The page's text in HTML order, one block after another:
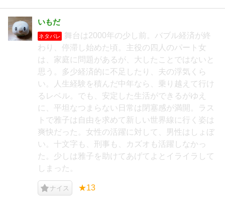
いもだ
ネタバレ
舞台は2000年の少し前。バブル経済が終
わり、停滞し始めた頃。主役の四人のパート女
は、家庭に問題があるが、大したことではないと
思う。多少経済的に不足したり、夫の浮気くら
い。人生経験を積んだ中年なら、乗り越えて行け
るレベル。でも、安定した生活ができるがゆえ
に、平坦なつまらない日常は閉塞感が満開。ラス
トで雅子は自由を求めて新しい世界線に行く姿は
爽快だった。女性の活躍に対して、男性はしょぼ
い。十文字も、刑事も、カズオも活躍しなかっ
た。少しは雅子を助けてあげてよとイライラして
しまった。
ナイス ★13